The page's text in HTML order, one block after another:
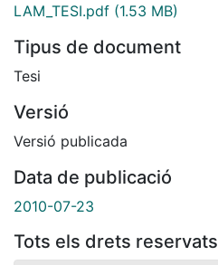
LAM_TESI.pdf (1.53 MB)
Tipus de document
Tesi
Versió
Versió publicada
Data de publicació
2010-07-23
Tots els drets reservats